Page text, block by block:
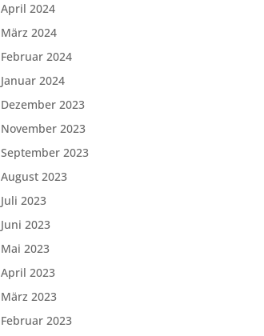
April 2024
März 2024
Februar 2024
Januar 2024
Dezember 2023
November 2023
September 2023
August 2023
Juli 2023
Juni 2023
Mai 2023
April 2023
März 2023
Februar 2023